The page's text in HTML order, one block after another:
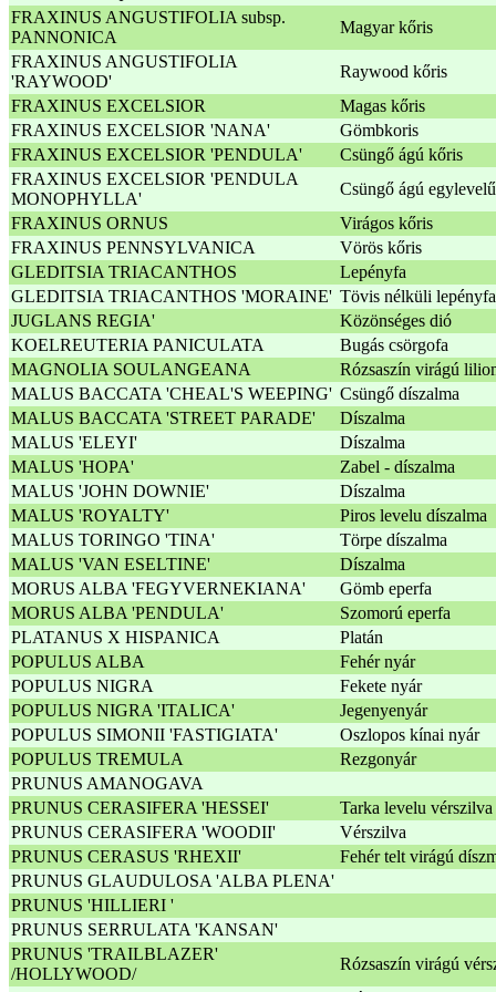
FRAXINUS ANGUSTIFOLIA subsp.
PANNONICA
Magyar kőris
FRAXINUS ANGUSTIFOLIA
'RAYWOOD'
Raywood kőris
FRAXINUS EXCELSIOR
Magas kőris
FRAXINUS EXCELSIOR 'NANA'
Gömbkoris
FRAXINUS EXCELSIOR 'PENDULA'
Csüngő ágú kőris
FRAXINUS EXCELSIOR 'PENDULA
MONOPHYLLA'
Csüngő ágú
FRAXINUS ORNUS
Virágos kőris
FRAXINUS PENNSYLVANICA
Vörös kőris
GLEDITSIA TRIACANTHOS
Lepényfa
GLEDITSIA TRIACANTHOS 'MORAINE' Tövis nélküli lepényfa
JUGLANS REGIA'
Közönséges dió
KOELREUTERIA PANICULATA
Bugás csörgofa
MAGNOLIA SOULANGEANA
Rózsaszín virágú
MALUS BACCATA 'CHEAL'S WEEPING' Csüngő díszalma
MALUS BACCATA 'STREET PARADE'
Díszalma
MALUS 'ELEYI'
Díszalma
MALUS 'HOPA'
Zabel - díszalma
MALUS 'JOHN DOWNIE'
Díszalma
MALUS 'ROYALTY'
Piros levelu díszalma
MALUS TORINGO 'TINA'
Törpe díszalma
MALUS 'VAN ESELTINE'
Díszalma
MORUS ALBA 'FEGYVERNEKIANA'
Gömb eperfa
MORUS ALBA 'PENDULA'
Szomorú eperfa
PLATANUS X HISPANICA
Platán
POPULUS ALBA
Fehér nyár
POPULUS NIGRA
Fekete nyár
POPULUS NIGRA 'ITALICA'
Jegenyenyár
POPULUS SIMONII 'FASTIGIATA'
Oszlopos kínai nyár
POPULUS TREMULA
Rezgonyár
PRUNUS AMANOGAVA
PRUNUS CERASIFERA 'HESSEI'
Tarka levelu vérszilva
PRUNUS CERASIFERA 'WOODII'
Vérszilva
PRUNUS CERASUS 'RHEXII'
Fehér telt virágú
PRUNUS GLAUDULOSA 'ALBA PLENA'
PRUNUS 'HILLIERI '
PRUNUS SERRULATA 'KANSAN'
PRUNUS 'TRAILBLAZER'
/HOLLYWOOD/
Rózsaszín virágú